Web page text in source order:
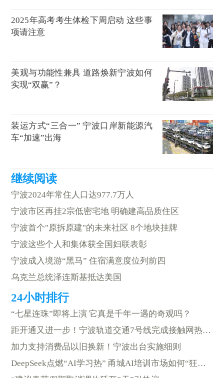
2025年高考考生体检下周启动 这些事
项请注意
美观与功能性兼具 道路焕新宁波如何
实现“双赢”？
装运方式“三合一” 宁波口岸新能源汽
车“加速”出海
宁波2024年常住人口达977.7万人
宁波市区再挂2宗低密宅地 明确建高品质住区
宁波首个"原拆原建"的未来社区 8个地块挂牌
宁波这些个人和集体获全国妇联表彰
宁波成入境游“黑马” 住宿满意度位列前四
乌克兰总统泽连斯基抵达美国
“七星连珠”即将上演 它真是千年一遇的奇观吗？
距开通又进一步！宁波轨道交通7号线完成接触网热滑试验
加力支持消费品以旧换新！宁波出台实施细则
DeepSeek点燃“AI学习热” 甬城AI培训市场如何“狂飙”？